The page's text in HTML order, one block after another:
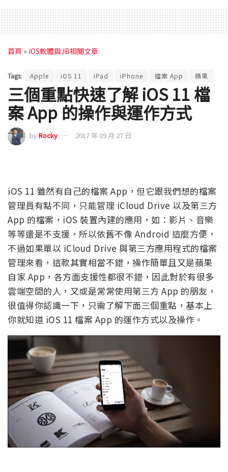
首頁 » iOS軟體與JB相關文章
Tags: Apple iOS 11 iPad iPhone 檔案 App 蘋果
三個重點快速了解 iOS 11 檔
案 App 的操作與運作方式
byRocky 2017 年 09 月 27 日
iOS 11 雖然有自己的檔案 App，但它跟我們想的檔案
管理員有點不同，只能管理 iCloud Drive 以及第三方
App 的檔案，iOS 裝置內建的應用，如：影片、音樂
等等還是不支援，所以依舊不像 Android 這麼方便，
不過如果單以 iCloud Drive 與第三方應用程式的檔案
管理來看，這款其實相當不錯，操作簡單且又是蘋果
自家 App，各方面支援性都很不錯，因此對於有很多
雲端空間的人，又或是常常使用第三方 App 的朋友，
很值得你認識一下，只需了解下面三個重點，基本上
你就知道 iOS 11 檔案 App 的運作方式以及操作。